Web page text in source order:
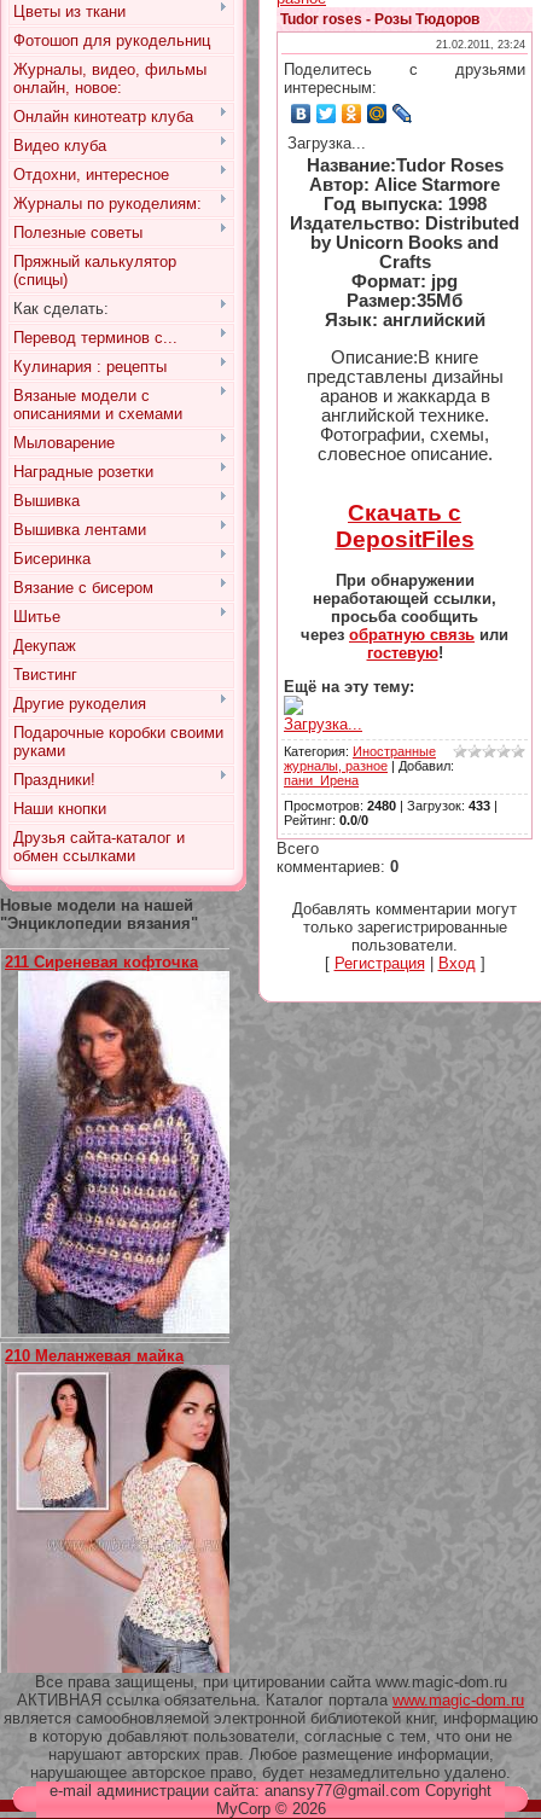
Цветы из ткани
Фотошоп для рукодельниц
Журналы, видео, фильмы
онлайн, новое:
Онлайн кинотеатр клуба
Видео клуба
Отдохни, интересное
Журналы по рукоделиям:
Полезные советы
Пряжный калькулятор
(спицы)
Как сделать:
Перевод терминов с...
Кулинария : рецепты
Вязаные модели с
описаниями и схемами
Мыловарение
Наградные розетки
Вышивка
Вышивка лентами
Бисеринка
Вязание с бисером
Шитье
Декупаж
Твистинг
Другие рукоделия
Подарочные коробки своими
руками
Праздники!
Наши кнопки
Друзья сайта-каталог и
обмен ссылками
Новые модели на нашей
"Энциклопедии вязания"
211 Сиреневая кофточка
210 Меланжевая майка
209 Белая кофта из ленточного
кружева
Tudor roses - Розы Тюдоров
21.02.2011, 23:24
Поделитесь с друзьями
интересным:
Загрузка...
Название:Tudor Roses
Автор: Alice Starmore
Год выпуска: 1998
Издательство: Distributed
by Unicorn Books and
Crafts
Формат: jpg
Размер:35Мб
Язык: английский
Описание:В книге
представлены дизайны
аранов и жаккарда в
английской технике.
Фотографии, схемы,
словесное описание.
Скачать с
DepositFiles
При обнаружении
неработающей ссылки,
просьба сообщить
через обратную связь или
гостевую!
Ещё на эту тему:
Загрузка...
Категория: Иностранные
журналы, разное | Добавил:
пани_Ирена
Просмотров: 2480 | Загрузок: 433 |
Рейтинг: 0.0/0
Всего
комментариев: 0
Добавлять комментарии могут
только зарегистрированные
пользователи.
[ Регистрация| Вход]
Все права защищены, при цитировании сайта www.magic-dom.ru
АКТИВНАЯ ссылка обязательна. Каталог портала www.magic-dom.ru
является самообновляемой электронной библиотекой книг, информацию
в которую добавляют пользователи, согласные с тем, что они не
нарушают авторских прав. Любое размещение информации,
нарушающее авторское право, будет незамедлительно удалено.
e-mail администрации сайта: anansy77@gmail.com Copyright
MyCorp © 2026